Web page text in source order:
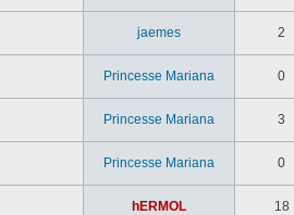
jaemes 2
Princesse Mariana 0
Princesse Mariana 3
Princesse Mariana 0
hERMOL 18